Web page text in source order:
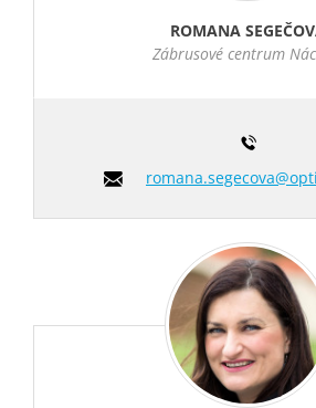
ROMANA
Zábrusové centrum